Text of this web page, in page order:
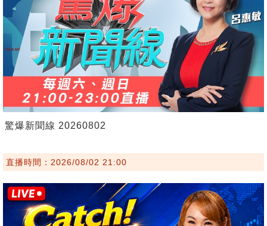
驚爆新聞線 20260802
直播時間：2026/08/02 21:00